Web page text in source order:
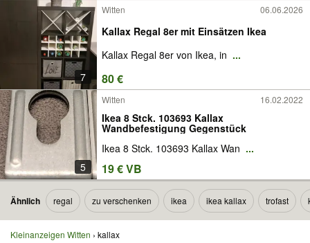
7
Witten 06.06.2026
Kallax Regal 8er mit Einsätzen Ikea
Kallax Regal 8er von Ikea, in ...
80 €
5
Witten 16.02.2022
Ikea 8 Stck. 103693 Kallax
Wandbefestigung Gegenstück
Ikea 8 Stck. 103693 Kallax Wan ...
19 € VB
Ähnlich regal zu verschenken ikea ikea kallax trofast
Kleinanzeigen Witten kallax